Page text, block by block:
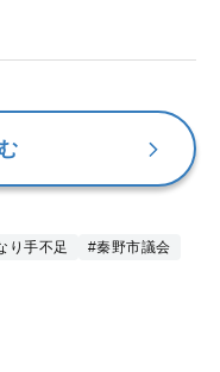
り手不足
#秦野市議会